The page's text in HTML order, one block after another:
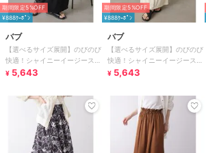
期間限定5%OFF
¥888ｸｰﾎﾟﾝ
バブ
【選べるサイズ展開】のびのび
快適！シャイニーイージースカ
ート
¥ 5,643
期間限定5%OFF
¥888ｸｰﾎﾟﾝ
バブ
【選べるサイズ展開】のびのび
快適！シャイニーイージースカ
ート
¥ 5,643